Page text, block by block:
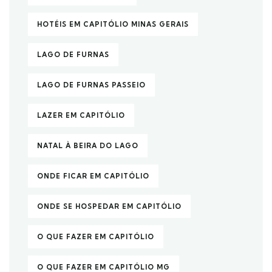
HOTÉIS EM CAPITÓLIO MINAS GERAIS
LAGO DE FURNAS
LAGO DE FURNAS PASSEIO
LAZER EM CAPITÓLIO
NATAL À BEIRA DO LAGO
ONDE FICAR EM CAPITÓLIO
ONDE SE HOSPEDAR EM CAPITÓLIO
O QUE FAZER EM CAPITÓLIO
O QUE FAZER EM CAPITÓLIO MG